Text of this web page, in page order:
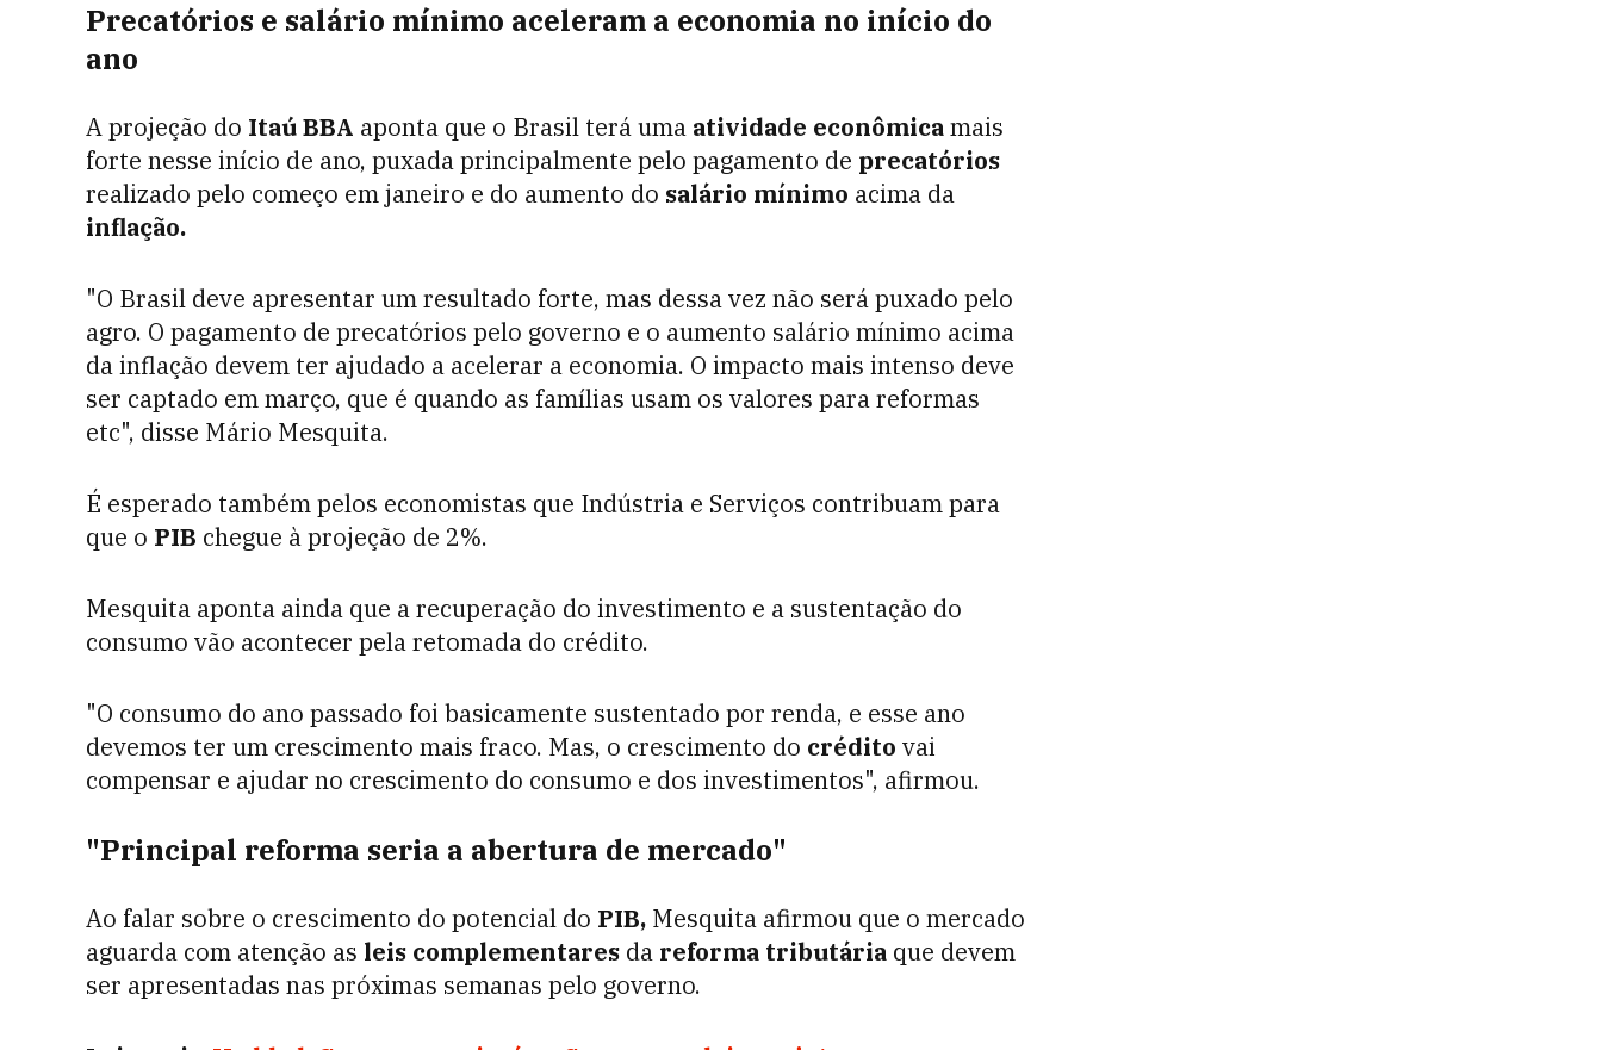
Precatórios e salário mínimo aceleram a economia no início do
ano
A projeção do Itaú BBA aponta que o Brasil terá uma atividade econômicamais
forte nesse início de ano, puxada principalmente pelo pagamento de precatórios
realizado pelo começo em janeiro e do aumento do salário mínimo acima da
inflação.
"O Brasil deve apresentar um resultado forte, mas dessa vez não será puxado pelo
agro. O pagamento de precatórios pelo governo e o aumento salário mínimo acima
da inflação devem ter ajudado a acelerar a economia. O impacto mais intenso deve
ser captado em março, que é quando as famílias usam os valores para reformas
etc", disse Mário Mesquita.
É esperado também pelos economistas que Indústria e Serviços contribuam para
que o PIB chegue à projeção de 2%.
Mesquita aponta ainda que a recuperação do investimento e a sustentação do
consumo vão acontecer pela retomada do crédito.
"O consumo do ano passado foi basicamente sustentado por renda, e esse ano
devemos ter um crescimento mais fraco. Mas, o crescimento do crédito vai
compensar e ajudar no crescimento do consumo e dos investimentos", afirmou.
"Principal reforma seria a abertura de mercado"
Ao falar sobre o crescimento do potencial do PIB, Mesquita afirmou que o mercado
aguarda com atenção as leis complementares da reforma tributária que devem
ser apresentadas nas próximas semanas pelo governo.